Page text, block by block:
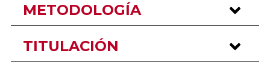
METODOLOGÍA
TITULACIÓN